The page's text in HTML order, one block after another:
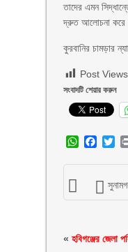
তাদের এমন
দ্রুত আলোচনা করে
কুরবানির চামড়ার
Post
সংবাদটি শেয়ার করুন
«হবিগঞ্জের জেলা